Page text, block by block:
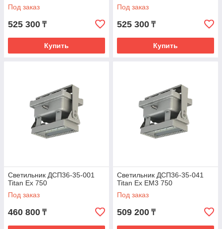
Под заказ
525 300 ₸
Купить
Под заказ
525 300 ₸
Купить
Светильник ДСП36-35-001
Titan Ех 750
Под заказ
460 800 ₸
Светильник ДСП36-35-041
Titan Ех EM3 750
Под заказ
509 200 ₸